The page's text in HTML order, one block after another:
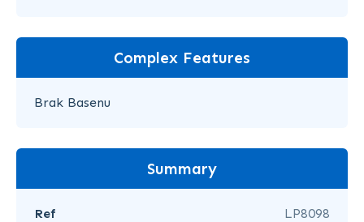
Complex Features
Brak Basenu
Summary
Ref
LP8098